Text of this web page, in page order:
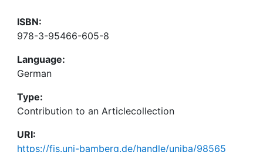
ISBN:
978-3-95466-605-8
Language:
German
Type:
Contribution to an Articlecollection
URI:
https://fis.uni-bamberg.de/handle/uniba/98565